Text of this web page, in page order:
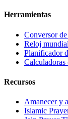
Herramientas
Conversor
Reloj mundial
Planificador
Calculadoras
Recursos
Amanecer y
Islamic